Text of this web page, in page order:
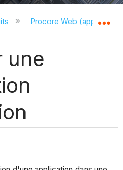
la hiérarchie
Procore Web
une